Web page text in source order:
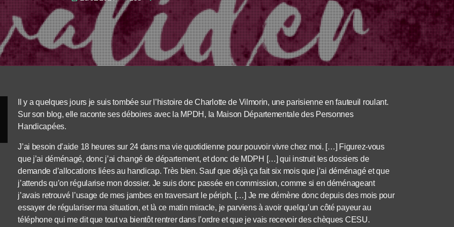
Il y a quelques jours je suis tombée sur l’histoire de Charlotte de Vilmorin, une parisienne en fauteuil roulant.
Sur son blog, elle raconte ses déboires avec la MPDH, la Maison Départementale des Personnes
Handicapées.
J’ai besoin d’aide 18 heures sur 24 dans ma vie quotidienne pour pouvoir vivre chez moi. […] Figurez-vous
que j’ai déménagé, donc j’ai changé de département, et donc de MDPH […] qui instruit les dossiers de
demande d’allocations liées au handicap. Très bien. Sauf que déjà ça fait six mois que j’ai déménagé et que
j’attends qu’on régularise mon dossier. Je suis donc passée en commission, comme si en déménageant
j’avais retrouvé l’usage de mes jambes en traversant le périph. […] Je me démène donc depuis des mois pour
essayer de régulariser ma situation, et là ce matin miracle, je parviens à avoir quelqu’un côté payeur au
téléphone qui me dit que tout va bientôt rentrer dans l’ordre et que je vais recevoir des chèques CESU.